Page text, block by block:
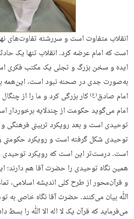
انقلاب متفاوت است و سررشته تفاوت‌های
است که امام عرضه کرد. انقلاب تنها یک
ایده و سخن بزرگ و تجلی یک مکتب فکری
به‌صورت جدی در صحنه نبود است، این‌همه
امام صادق(ع) کار بزرگی کرد و ما را از
امام می‌گوید حکومت از چندلایه برخوردار
توحیدی است و بعد رویکرد تربیتی فرهنگی و
توحیدی شکل گرفته است و رویکرد حکومتی
است. درست‌تر این است که رویکرد
همین نگاه توحیدی را حضرت آقا هم دارند؛
و قرآن‌محور از طرح کلی اندیشه اسلامی،
ﷲ بیان می‌کنند. حضرت آقا نگاه خاصی به
می‌فرماید که قرآن یک لا اله الا ﷲ را بسط